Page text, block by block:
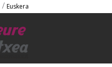
/ Euskera